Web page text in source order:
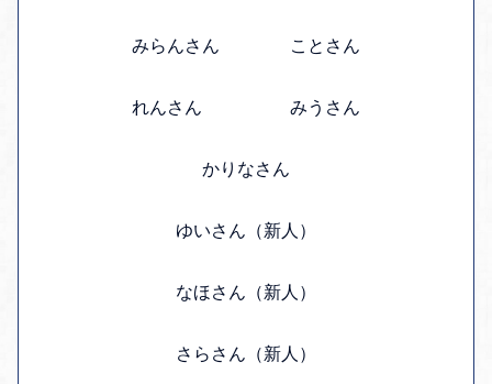
みらんさん ことさん
れんさん みうさん
かりなさん
ゆいさん（新人）
なほさん（新人）
さらさん（新人）